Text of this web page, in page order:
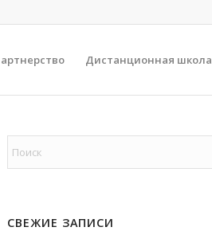
Дистанционная школа
СВЕЖИЕ ЗАПИСИ